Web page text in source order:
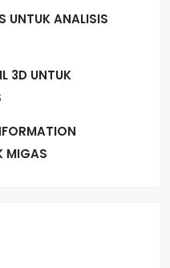
UNTUK ANALISIS
3D UNTUK
MIGAS